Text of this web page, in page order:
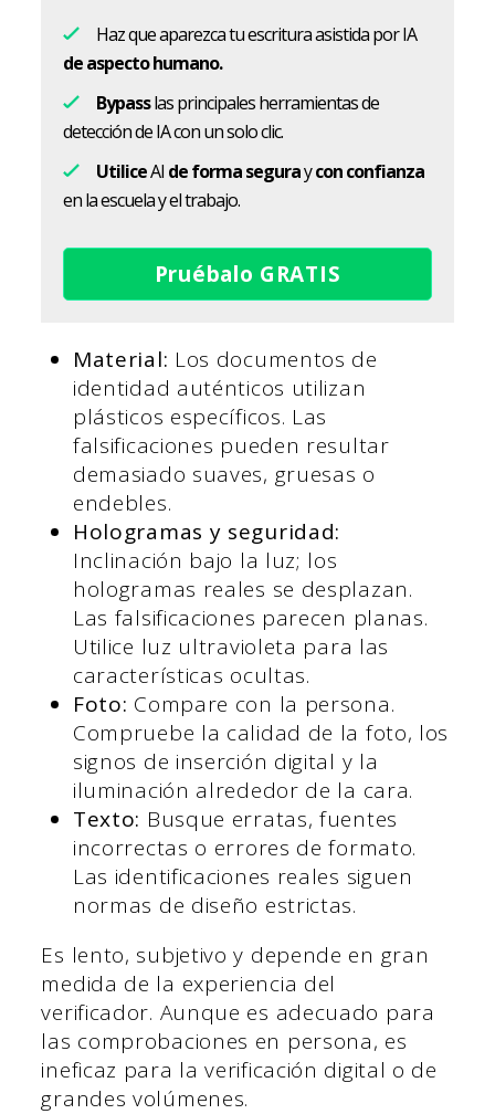
Haz que aparezca tu escritura asistida por IA
de aspecto humano.
Bypasslas principales herramientas de
detección de IA con un solo clic.
UtiliceAI de forma seguraycon confianza
en la escuela y el trabajo.
Pruébalo GRATIS
Material: Los documentos de
identidad auténticos utilizan
plásticos específicos. Las
falsificaciones pueden resultar
demasiado suaves, gruesas o
endebles.
Hologramas y seguridad:
Inclinación bajo la luz; los
hologramas reales se desplazan.
Las falsificaciones parecen planas.
Utilice luz ultravioleta para las
características ocultas.
Foto: Compare con la persona.
Compruebe la calidad de la foto, los
signos de inserción digital y la
iluminación alrededor de la cara.
Texto: Busque erratas, fuentes
incorrectas o errores de formato.
Las identificaciones reales siguen
normas de diseño estrictas.
Es lento, subjetivo y depende en gran
medida de la experiencia del
verificador. Aunque es adecuado para
las comprobaciones en persona, es
ineficaz para la verificación digital o de
grandes volúmenes.